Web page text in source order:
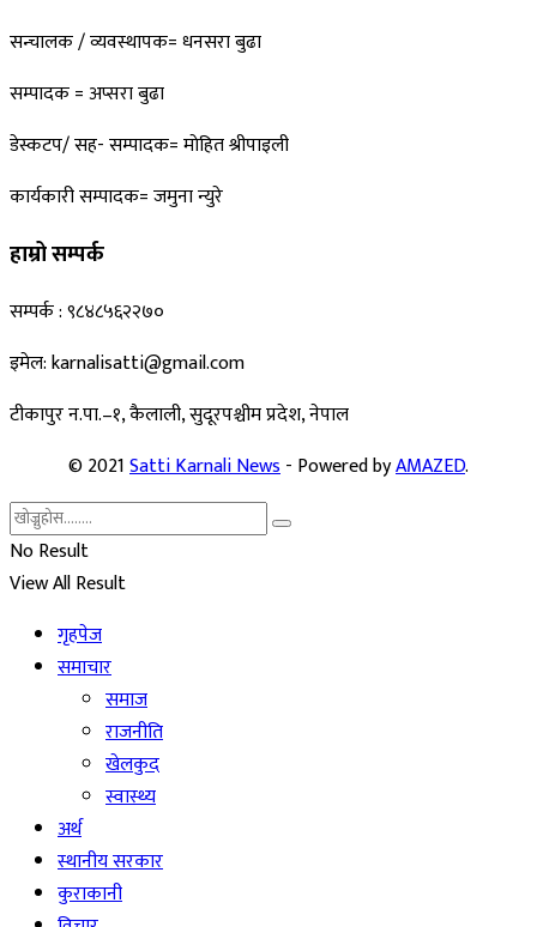
सन्चालक / व्यवस्थापक= धनसरा बुढा
सम्पादक = अप्सरा बुढा
डेस्कटप/ सह- सम्पादक= माेहित श्रीपाइली
कार्यकारी सम्पादक= जमुना न्युरे
हाम्रो सम्पर्क
सम्पर्क : ९८४८५६२२७०
इमेल: karnalisatti@gmail.com
टीकापुर न.पा.–१, कैलाली, सुदूरपश्चीम प्रदेश, नेपाल
© 2021Satti Karnali News- Powered byAMAZED.
No Result
View All Result
गृहपेज
समाचार
समाज
राजनीति
खेलकुद
स्वास्थ्य
अर्थ
स्थानीय सरकार
कुराकानी